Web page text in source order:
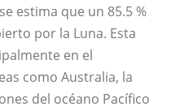
estima que un 85.5 %
por la Luna. Esta
en el
como Australia, la
del océano Pacífico